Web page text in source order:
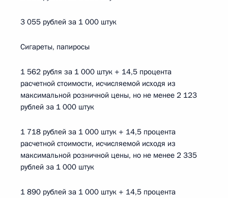
3 055 рублей за 1 000 штук
Сигареты, папиросы
1 562 рубля за 1 000 штук + 14,5 процента
расчетной стоимости, исчисляемой исходя из
максимальной розничной цены, но не менее 2 123
рублей за 1 000 штук
1 718 рублей за 1 000 штук + 14,5 процента
расчетной стоимости, исчисляемой исходя из
максимальной розничной цены, но не менее 2 335
рублей за 1 000 штук
1 890 рублей за 1 000 штук + 14,5 процента